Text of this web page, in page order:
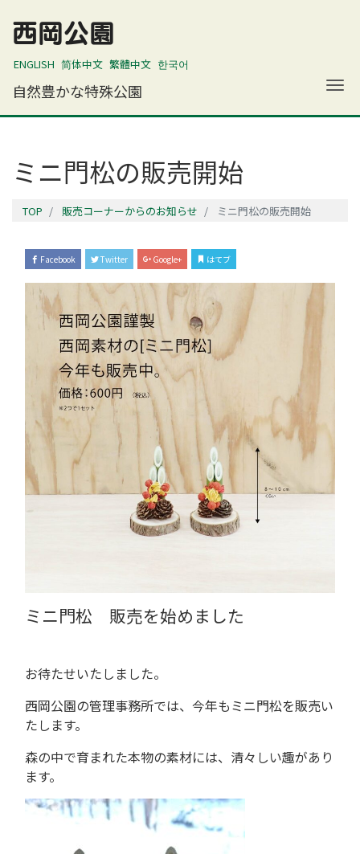
西岡公園
ENGLISH 简体中文 繁體中文 한국어
自然豊かな特殊公園 ナ
ミニ門松の販売開始
TOP 販売コーナーからのお知らせ ミニ門松の販売開始
Facebook Twitter Google+ はてブ
ミニ門松 販売を始めました
お待たせいたしました。
西岡公園の管理事務所では、今年もミニ門松を販売い
たします。
森の中で育まれた本物の素材には、清々しい趣があり
ます。